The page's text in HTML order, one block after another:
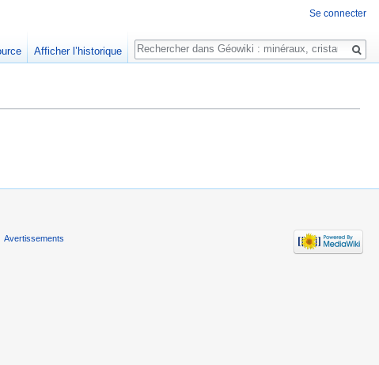
Se connecter
Afficher l’historique
Rechercher
Avertissements